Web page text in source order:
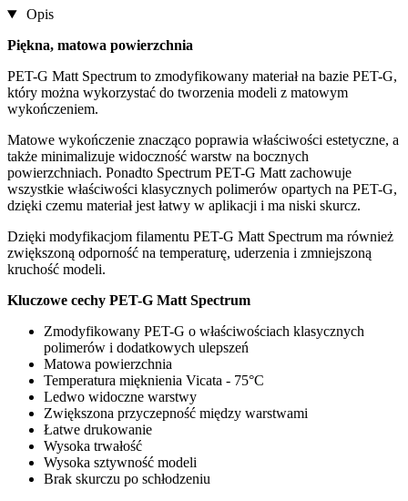
Opis
Piękna, matowa powierzchnia
PET-G Matt Spectrum to zmodyfikowany materiał na bazie PET-G,
który można wykorzystać do tworzenia modeli z matowym
wykończeniem.
Matowe wykończenie znacząco poprawia właściwości estetyczne, a
także minimalizuje widoczność warstw na bocznych
powierzchniach. Ponadto Spectrum PET-G Matt zachowuje
wszystkie właściwości klasycznych polimerów opartych na PET-G,
dzięki czemu materiał jest łatwy w aplikacji i ma niski skurcz.
Dzięki modyfikacjom filamentu PET-G Matt Spectrum ma również
zwiększoną odporność na temperaturę, uderzenia i zmniejszoną
kruchość modeli.
Kluczowe cechy PET-G Matt Spectrum
Zmodyfikowany PET-G o właściwościach klasycznych
polimerów i dodatkowych ulepszeń
Matowa powierzchnia
Temperatura mięknienia Vicata - 75°C
Ledwo widoczne warstwy
Zwiększona przyczepność między warstwami
Łatwe drukowanie
Wysoka trwałość
Wysoka sztywność modeli
Brak skurczu po schłodzeniu